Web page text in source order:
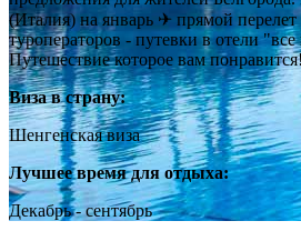
(Италия) на январь ✈ прямой
туроператоров - путевки в отели
Путешествие которое вам
Виза в страну:
Шенгенская виза
Лучшее время для отдыха:
Декабрь - сентябрь